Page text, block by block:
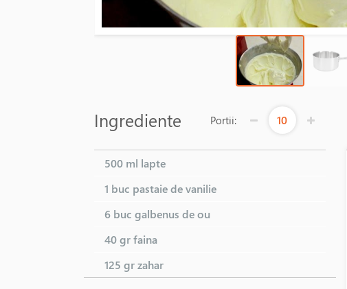
Ingrediente Portii: 10
500 ml lapte
1 buc pastaie de vanilie
6 buc galbenus de ou
40 grfaina
125 grzahar